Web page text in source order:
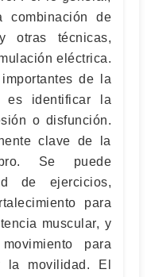
de
otras técnicas,
eléctrica.
de la
es identificar la
o disfunción.
clave de la
Se puede
de ejercicios,
para
muscular, y
para
la movilidad. El